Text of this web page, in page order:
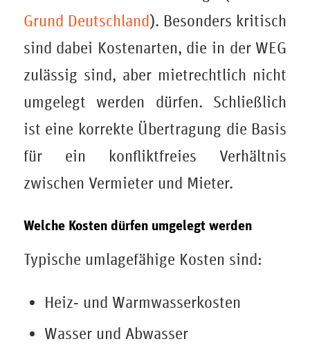
Grund Deutschland). Besonders kritisch
sind dabei Kostenarten, die in der WEG
zulässig sind, aber mietrechtlich nicht
umgelegt werden dürfen. Schließlich
ist eine korrekte Übertragung die Basis
für ein konfliktfreies Verhältnis
zwischen Vermieter und Mieter.
Welche Kosten dürfen umgelegt werden
Typische umlagefähige Kosten sind:
Heiz‑ und Warmwasserkosten
Wasser und Abwasser